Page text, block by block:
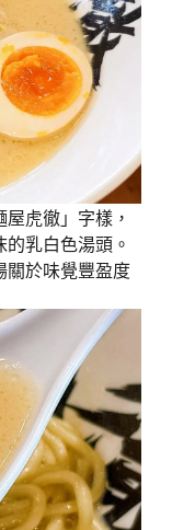
虎徹」字樣，
乳白色湯頭。
關於味覺豐盈度